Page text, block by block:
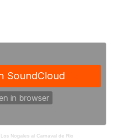
Los Nogales al Carnaval de Rio